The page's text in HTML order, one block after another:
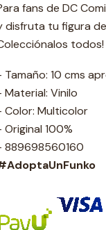
fans de DC
disfruta tu figura de
todos!
Tamaño: 10 cms
Material: Vinilo
Color: Multicolor
Original 100%
889698560160